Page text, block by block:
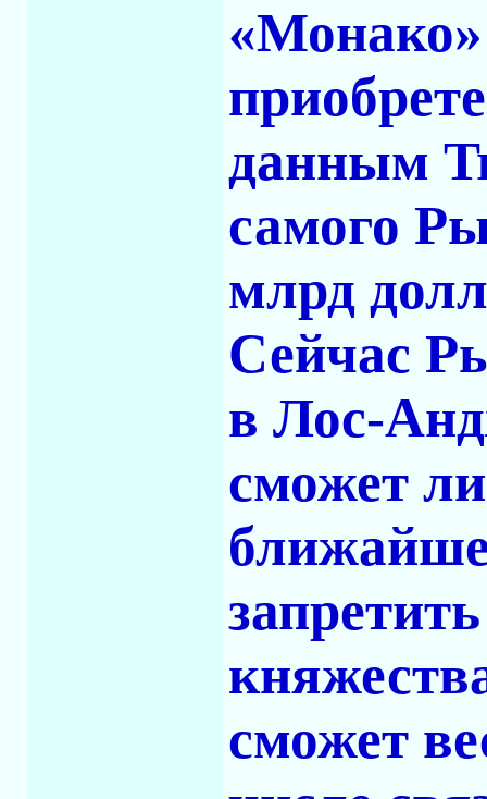
данным
самого
млрд
Сейчас
в Лос-
сможет
сможет